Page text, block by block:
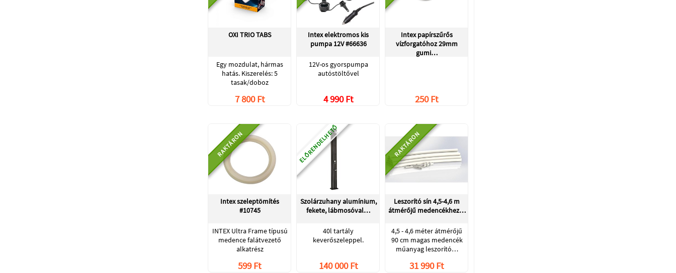
OXI TRIO TABS
Egy mozdulat, hármas
hatás. Kiszerelés: 5
tasak/doboz
7 800 Ft
Intex elektromos kis
pumpa 12V #66636
12V-os gyorspumpa
autóstöltővel
4 990 Ft
Intex papírszűrős
vízforgatóhoz 29mm
gumi…
250 Ft
RAKTÁRON
Intex szeleptömítés
#10745
INTEX Ultra Frame típusú
medence falátvezető
alkatrész
599 Ft
ELŐRENDELHETŐ
Szolárzuhany alumínium,
fekete, lábmosóval…
40l tartály
keverőszeleppel.
140 000 Ft
RAKTÁRON
Leszorító sín 4,5-4,6 m
átmérőjű medencékhez…
4,5 - 4,6 méter átmérőjű
90 cm magas medencék
műanyag leszorító…
31 990 Ft